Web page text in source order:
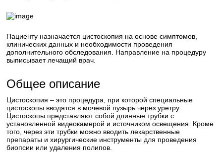
Пациенту назначается цистоскопия на основе симптомов,
клинических данных и необходимости проведения
дополнительного обследования. Направление на процедуру
выписывает лечащий врач.
Общее описание
Цистоскопия – это процедура, при которой специальные
цистоскопы вводятся в мочевой пузырь через уретру.
Цистоскопы представляют собой длинные трубки с
установленной видеокамерой и источником освещения. Кроме
того, через эти трубки можно вводить лекарственные
препараты и хирургические инструменты для проведения
биопсии или удаления полипов.